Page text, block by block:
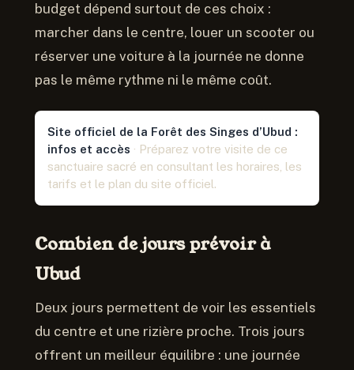
budget dépend surtout de ces choix :
marcher dans le centre, louer un scooter ou
réserver une voiture à la journée ne donne
pas le même rythme ni le même coût.
Site officiel de la Forêt des Singes d’Ubud :
infos et accès · Préparez votre visite de ce
sanctuaire sacré en consultant les horaires, les
tarifs et le plan du site officiel.
Combien de jours prévoir à
Ubud
Deux jours permettent de voir les essentiels
du centre et une rizière proche. Trois jours
offrent un meilleur équilibre : une journée